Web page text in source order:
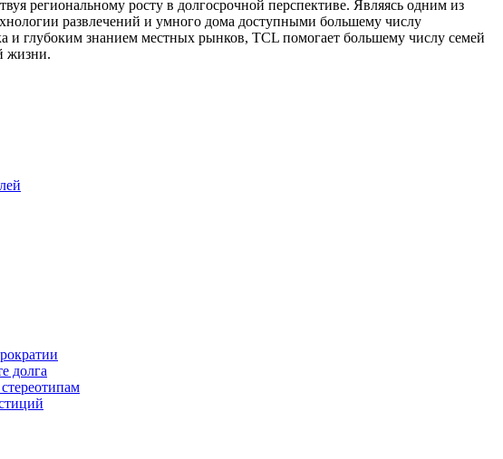
региональному росту в долгосрочной перспективе. Являясь одним из
развлечений и умного дома доступными большему числу
глубоким знанием местных рынков, TCL помогает большему числу семей
жизни.
долга